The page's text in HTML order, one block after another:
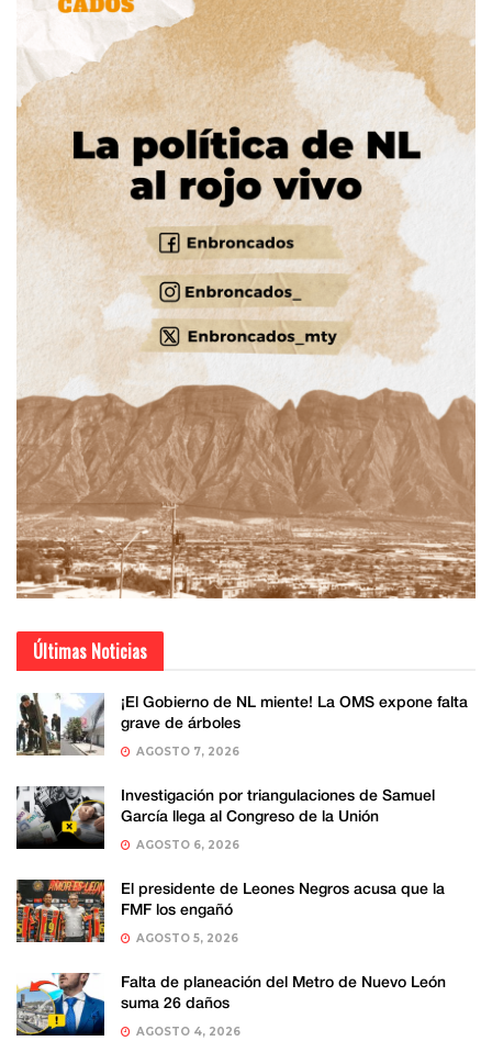
Últimas Noticias
¡El Gobierno de NL miente! La OMS expone falta
grave de árboles
AGOSTO 7, 2026
Investigación por triangulaciones de Samuel
García llega al Congreso de la Unión
AGOSTO 6, 2026
El presidente de Leones Negros acusa que la
FMF los engañó
AGOSTO 5, 2026
Falta de planeación del Metro de Nuevo León
suma 26 daños
AGOSTO 4, 2026